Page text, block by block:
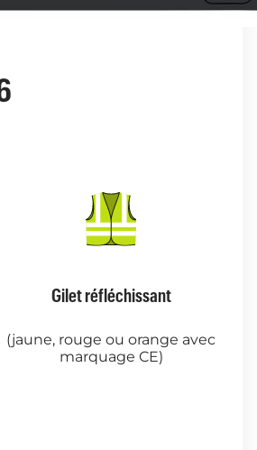
Gilet réfléchissant
(jaune, rouge ou orange avec
marquage CE)